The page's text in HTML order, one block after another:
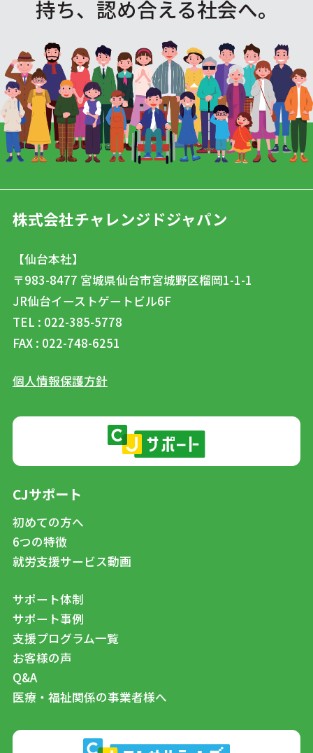
持ち、認め合える社会へ。
株式会社チャレンジドジャパン
【仙台本社】
〒983-8477 宮城県仙台市宮城野区榴岡1-1-1
JR仙台イーストゲートビル6F
TEL : 022-385-5778
FAX : 022-748-6251
個人情報保護方針
CJサポート
初めての方へ
6つの特徴
就労支援サービス動画
サポート体制
サポート事例
支援プログラム一覧
お客様の声
Q&A
医療・福祉関係の事業者様へ